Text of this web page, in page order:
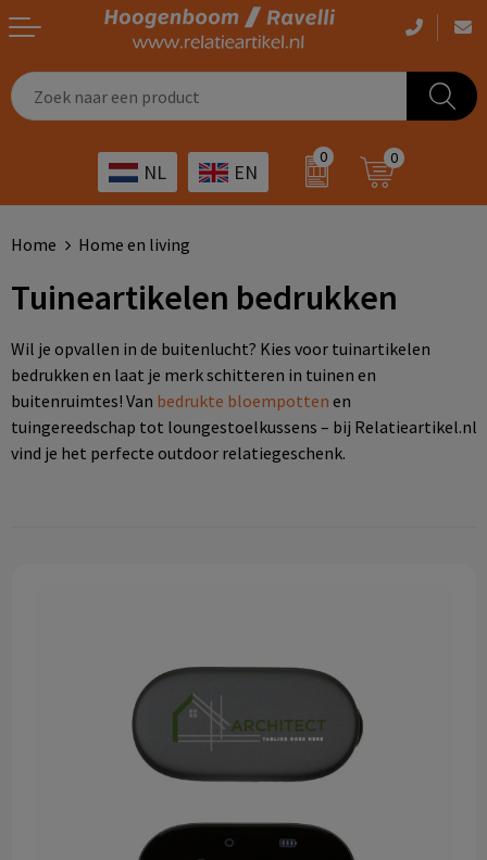
NL EN
0 0
Giveaways
Outdoor
Home & living
Tassen
Office
Schrijfwaren
Werkkleding
Sportkleding
Overig
Outdoor artikelen bedrukken
Giveaways bedrukken
Transport
Horeca
ICT
Kunst & cultuur
Kinderopvang
Landbouw
Home Home en living
Tuineartikelen bedrukken
Wil je opvallen in de buitenlucht? Kies voor tuinartikelen
bedrukken en laat je merk schitteren in tuinen en
buitenruimtes! Van bedrukte bloempotten en
tuingereedschap tot loungestoelkussens – bij Relatieartikel.nl
vind je het perfecte outdoor relatiegeschenk.